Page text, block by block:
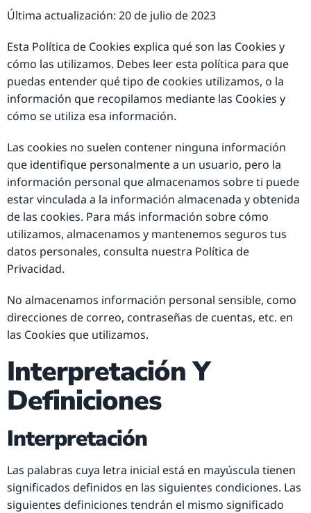
Última actualización: 20 de julio de 2023
Esta Política de Cookies explica qué son las Cookies y
cómo las utilizamos. Debes leer esta política para que
puedas entender qué tipo de cookies utilizamos, o la
información que recopilamos mediante las Cookies y
cómo se utiliza esa información.
Las cookies no suelen contener ninguna información
que identifique personalmente a un usuario, pero la
información personal que almacenamos sobre ti puede
estar vinculada a la información almacenada y obtenida
de las cookies. Para más información sobre cómo
utilizamos, almacenamos y mantenemos seguros tus
datos personales, consulta nuestra Política de
Privacidad.
No almacenamos información personal sensible, como
direcciones de correo, contraseñas de cuentas, etc. en
las Cookies que utilizamos.
Interpretación Y
Definiciones
Interpretación
Las palabras cuya letra inicial está en mayúscula tienen
significados definidos en las siguientes condiciones. Las
siguientes definiciones tendrán el mismo significado